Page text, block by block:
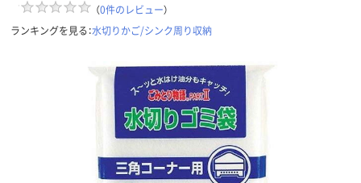
（0件のレビュー）
ランキングを見る：水切りかご/シンク周り収納